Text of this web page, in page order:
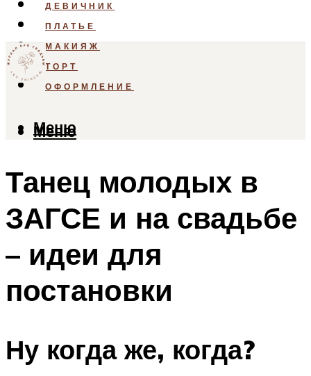
ДЕВИЧНИК
ПЛАТЬЕ
МАКИЯЖ
ТОРТ
ОФОРМЛЕНИЕ
Меню
Меню
Танец молодых в
ЗАГСЕ и на свадьбе
– идеи для
постановки
Ну когда же, когда?